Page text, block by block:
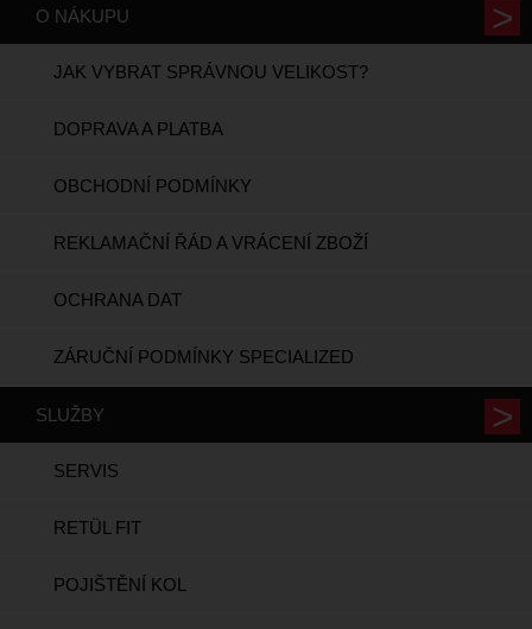
O NÁKUPU
JAK VYBRAT SPRÁVNOU VELIKOST?
DOPRAVA A PLATBA
OBCHODNÍ PODMÍNKY
REKLAMAČNÍ ŘÁD A VRÁCENÍ ZBOŽÍ
OCHRANA DAT
ZÁRUČNÍ PODMÍNKY SPECIALIZED
SLUŽBY
SERVIS
RETÜL FIT
POJIŠTĚNÍ KOL